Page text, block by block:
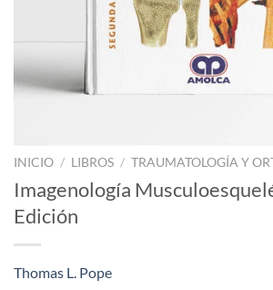
INICIO / LIBROS / TRAUMATOLOGÍA Y
Imagenología
Edición
Thomas L. Pope